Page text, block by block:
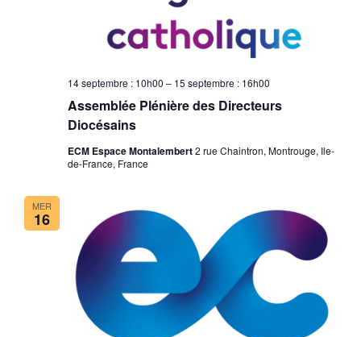
Assemblée Plénière des Directeurs
Diocésains
14 septembre : 10h00 – 15 septembre : 16h00
ECM Espace Montalembert2 rue Chaintron, Montrouge, Ile-
de-France, France
MER
16